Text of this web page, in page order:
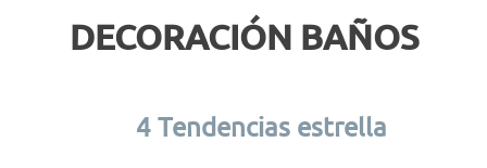
DECORACIÓN BAÑOS
4 Tendencias estrella